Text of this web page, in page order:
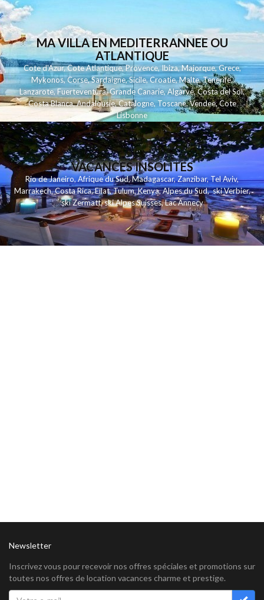
MA VILLA EN MEDITERRANNEE OU
ATLANTIQUE
Cote d'Azur,Cote Atlantique,Provence,Ibiza,Majorque,Grece,
Mykonos,Corse,Sardaigne,Sicile,Croatie,Malte,Tenerife,
Lanzarote,Fuerteventura,Grande Canarie,Algarve,Costa del Sol,
Costa Blanca,Andalousie,Catalogne,Toscane,Vendee,Cote
Lisbonne
VACANCES INSOLITES
Rio de Janeiro,Afrique du Sud,Madagascar,Zanzibar,Tel Aviv,
Marrakech,Costa Rica,Eilat,Tulum,Kenya,Alpes du Sud,ski Verbier,
ski Zermatt,ski Alpes Suisses,Lac Annecy
Newsletter
Inscrivez vous pour recevoir nos offres spéciales et promotions sur
toutes nos offres de location vacances charme et prestige.